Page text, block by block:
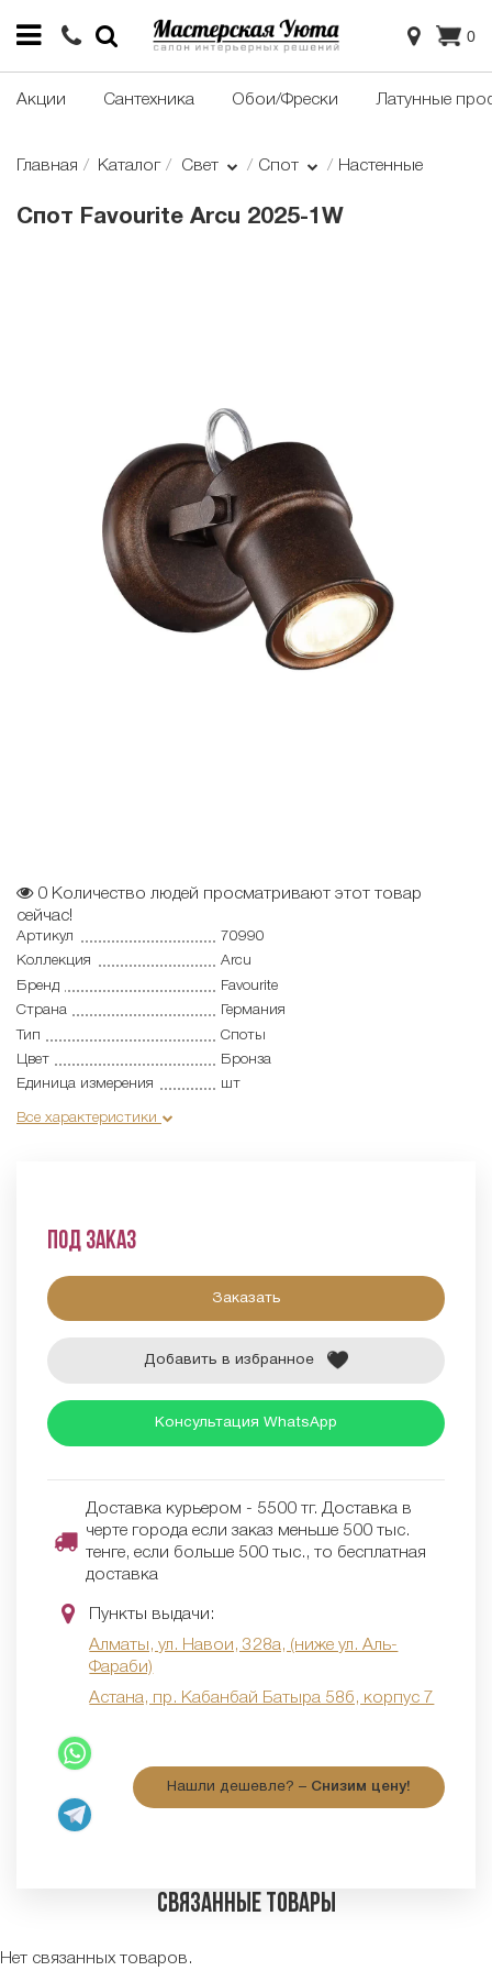
0
Акции Сантехника Обои/Фрески Латунные
Главная Каталог Свет Спот Настенные
Спот Favourite Arcu 2025-1W
0 Количество людей просматривают этот товар
сейчас!
Артикул
70990
Коллекция
Arcu
Бренд
Favourite
Страна
Германия
Тип
Споты
Цвет
Бронза
Единица измерения
шт
Все характеристики
Под заказ
Заказать
Добавить в избранное
Консультация WhatsApp
Доставка курьером - 5500 тг. Доставка в
черте города если заказ меньше 500 тыс.
тенге, если больше 500 тыс., то бесплатная
доставка
Пункты выдачи:
Алматы, ул. Навои, 328а, (ниже ул. Аль-
Фараби)
Астана, пр. Кабанбай Батыра 58б, корпус 7
Нашли дешевле? – Снизим цену!
Связанные товары
Нет связанных товаров.